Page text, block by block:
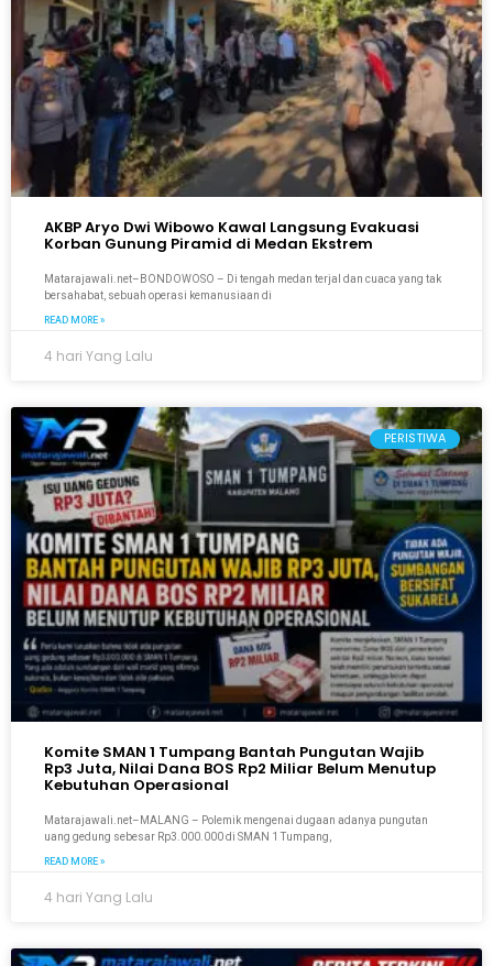
AKBP Aryo Dwi Wibowo Kawal Langsung Evakuasi
Korban Gunung Piramid di Medan Ekstrem
Matarajawali.net–BONDOWOSO – Di tengah medan terjal dan cuaca yang tak
bersahabat, sebuah operasi kemanusiaan di
READ MORE »
4 hari Yang Lalu
PERISTIWA
Komite SMAN 1 Tumpang Bantah Pungutan Wajib
Rp3 Juta, Nilai Dana BOS Rp2 Miliar Belum Menutup
Kebutuhan Operasional
Matarajawali.net–MALANG – Polemik mengenai dugaan adanya pungutan
uang gedung sebesar Rp3.000.000 di SMAN 1 Tumpang,
READ MORE »
4 hari Yang Lalu